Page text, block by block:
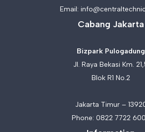
Email:
Cabang Jakarta
Bizpark Pulogadung
Jl. Raya Bekasi Km.
Blok R1 No.2
Jakarta Timur –
Phone: 0822 7722